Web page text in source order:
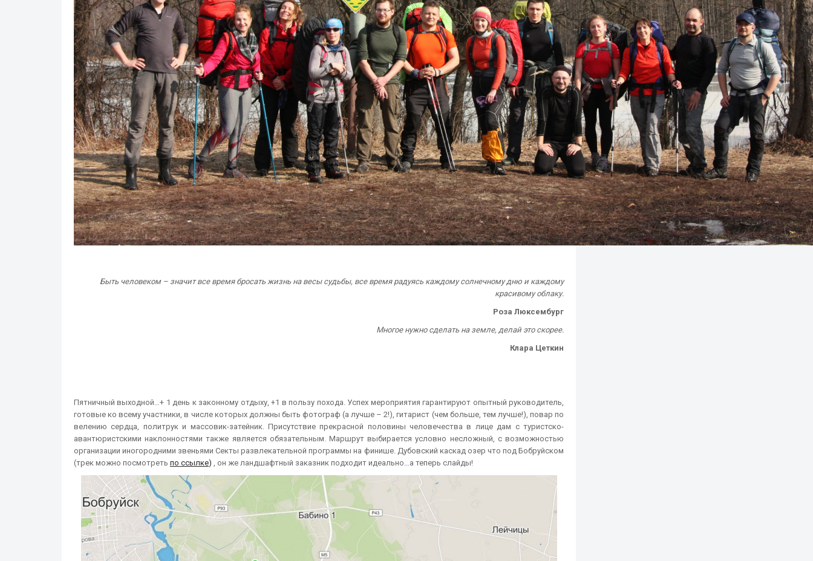
Быть человеком – значит все время бросать жизнь на весы судьбы, все время радуясь каждому солнечному дню и каждому
красивому облаку.
Роза Люксембург
Многое нужно сделать на земле, делай это скорее.
Клара Цеткин
Пятничный выходной…+ 1 день к законному отдыху, +1 в пользу похода. Успех мероприятия гарантируют опытный руководитель,
готовые ко всему участники, в числе которых должны быть фотограф (а лучше – 2!), гитарист (чем больше, тем лучше!), повар по
велению сердца, политрук и массовик-затейник. Присутствие прекрасной половины человечества в лице дам с туристско-
авантюристскими наклонностями также является обязательным. Маршрут выбирается условно несложный, с возможностью
организации иногородними звеньями Секты развлекательной программы на финише. Дубовский каскад озер что под Бобруйском
(трек можно посмотреть по ссылке) , он же ландшафтный заказник подходит идеально…а теперь слайды!